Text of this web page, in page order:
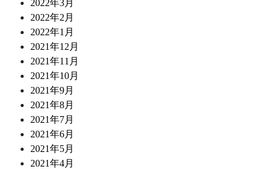
2022年3月
2022年2月
2022年1月
2021年12月
2021年11月
2021年10月
2021年9月
2021年8月
2021年7月
2021年6月
2021年5月
2021年4月